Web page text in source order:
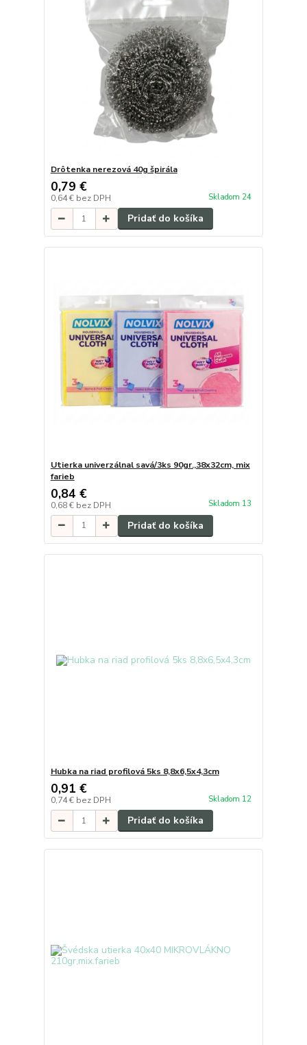
Drôtenka nerezová 40g špirála
0,79 €
0,64 € bez DPH Skladom 24
Pridať do košíka
Utierka univerzálnal savá/3ks 90gr.,38x32cm, mix
farieb
0,84 €
0,68 € bez DPH Skladom 13
Pridať do košíka
Hubka na riad profilová 5ks 8,8x6,5x4,3cm
0,91 €
0,74 € bez DPH Skladom 12
Pridať do košíka